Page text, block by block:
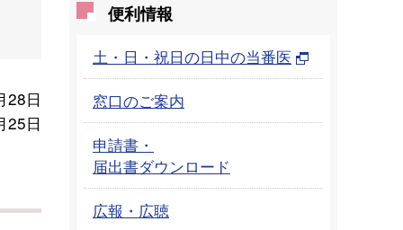
28日
25日
便利情報
土・日・祝日の日中の当番医
窓口のご案内
申請書・
届出書ダウンロード
広報・広聴